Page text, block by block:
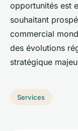
opportunités est
souhaitant
commercial
des évolutions
stratégique
Services